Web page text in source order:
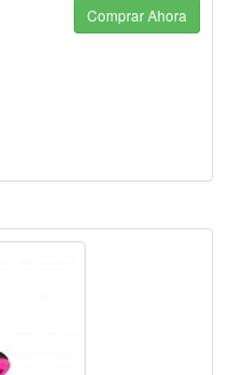
Comprar Ahora